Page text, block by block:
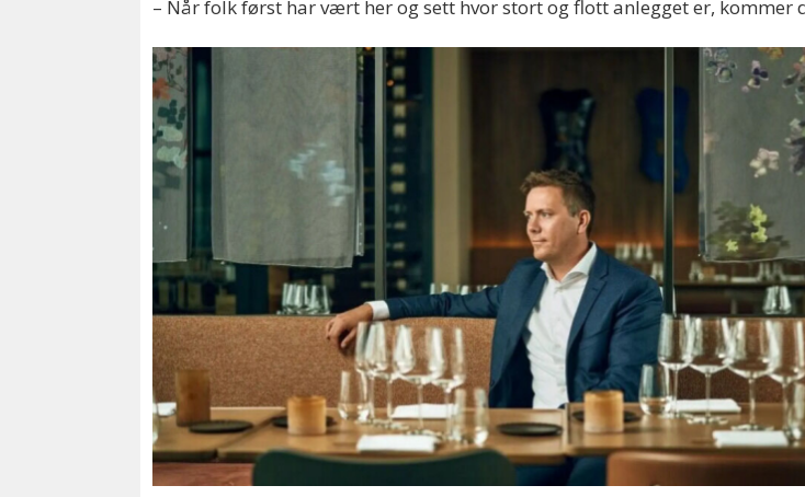
– Når folk først har vært her og sett hvor stort og flott anlegget er, kommer